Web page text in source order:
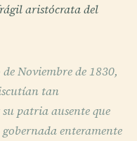
aristócrata del
Noviembre de 1830,
tan
patria ausente que
enteramente